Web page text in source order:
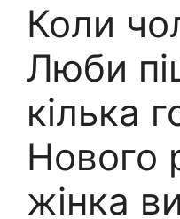
Коли
Люби
кілька
Нового
жінка